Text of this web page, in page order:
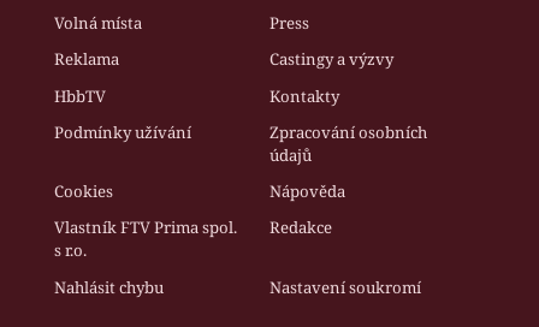
Volná místa
Press
Reklama
Castingy a výzvy
HbbTV
Kontakty
Podmínky užívání
Zpracování osobních
údajů
Cookies
Nápověda
Vlastník FTV Prima spol.
s r.o.
Redakce
Nahlásit chybu Nastavení soukromí